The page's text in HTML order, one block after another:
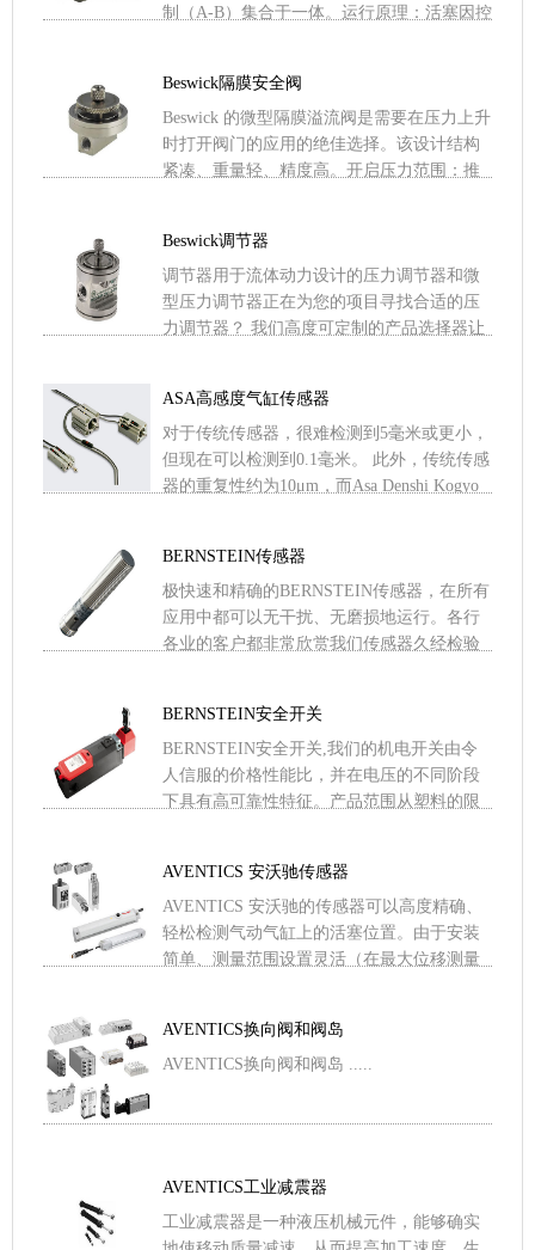
制（A-B）集合于一体。运行原理：活塞因控
Beswick隔膜安全阀
Beswick 的微型隔膜溢流阀是需要在压力上升
时打开阀门的应用的绝佳选择。该设计结构
紧凑、重量轻、精度高。开启压力范围：推
Beswick调节器
调节器用于流体动力设计的压力调节器和微
型压力调节器正在为您的项目寻找合适的压
力调节器？ 我们高度可定制的产品选择器让
ASA高感度气缸传感器
对于传统传感器，很难检测到5毫米或更小，
但现在可以检测到0.1毫米。 此外，传统传感
器的重复性约为10μm，而Asa Denshi Kogyo
BERNSTEIN传感器
极快速和精确的BERNSTEIN传感器，在所有
应用中都可以无干扰、无磨损地运行。各行
各业的客户都非常欣赏我们传感器久经检验
BERNSTEIN安全开关
BERNSTEIN安全开关,我们的机电开关由令
人信服的价格性能比，并在电压的不同阶段
下具有高可靠性特征。产品范围从塑料的限
AVENTICS 安沃驰传感器
AVENTICS 安沃驰的传感器可以高度精确、
轻松检测气动气缸上的活塞位置。由于安装
简单、测量范围设置灵活（在最大位移测量
AVENTICS换向阀和阀岛
AVENTICS换向阀和阀岛 .....
AVENTICS工业减震器
工业减震器是一种液压机械元件，能够确实